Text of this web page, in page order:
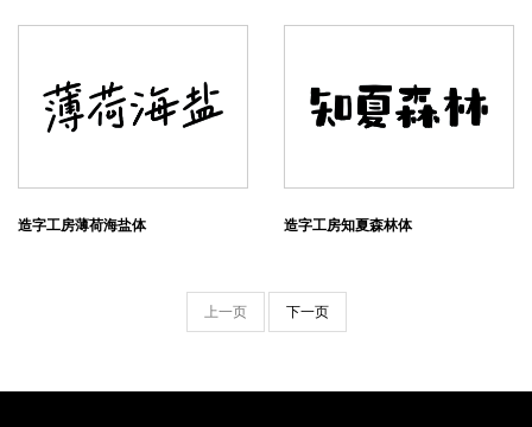
造字工房薄荷海盐体 造字工房知夏森林体
上一页 下一页